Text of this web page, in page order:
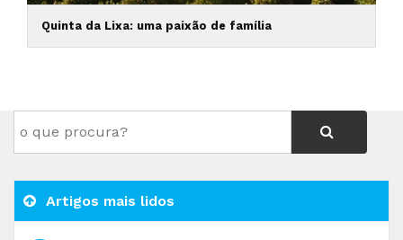
Quinta da Lixa: uma paixão de família
Artigos mais lidos